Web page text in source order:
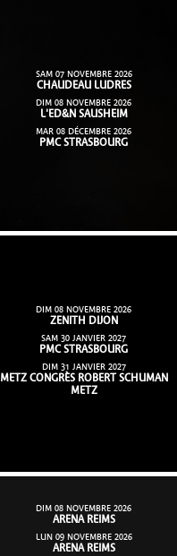
SAM 07 NOVEMBRE 2026
CHAUDEAU LUDRES
DIM 08 NOVEMBRE 2026
L'ED&N SAUSHEIM
MAR 08 DÉCEMBRE 2026
PMC STRASBOURG
DIM 08 NOVEMBRE 2026
ZENITH DIJON
SAM 30 JANVIER 2027
PMC STRASBOURG
DIM 31 JANVIER 2027
METZ CONGRÈS ROBERT SCHUMAN
METZ
DIM 08 NOVEMBRE 2026
ARENA REIMS
LUN 09 NOVEMBRE 2026
ARENA REIMS